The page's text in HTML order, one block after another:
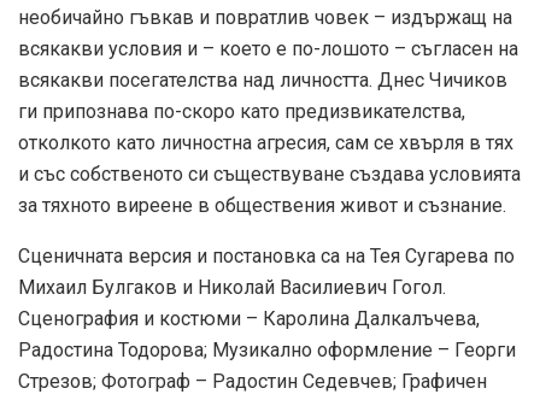
необичайно гъвкав и повратлив човек – издържащ на
всякакви условия и – което е по-лошото – съгласен на
всякакви посегателства над личността. Днес Чичиков
ги припознава по-скоро като предизвикателства,
отколкото като личностна агресия, сам се хвърля в тях
и със собственото си съществуване създава условията
за тяхното виреене в обществения живот и съзнание.
Сценичната версия и постановка са на Тея Сугарева по
Михаил Булгаков и Николай Василиевич Гогол.
Сценография и костюми – Каролина Далкалъчева,
Радостина Тодорова; Музикално оформление – Георги
Стрезов; Фотограф – Радостин Седевчев; Графичен